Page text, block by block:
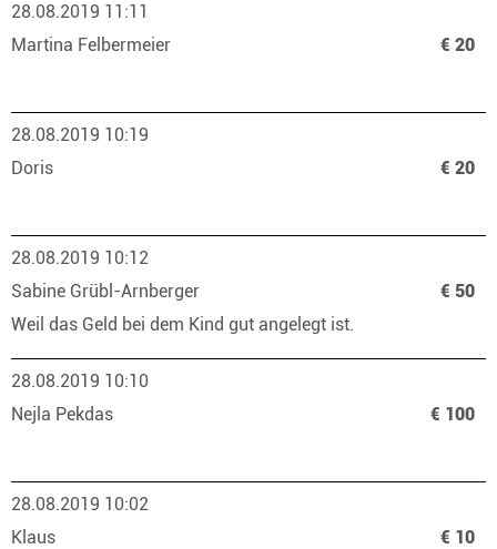
28.08.2019 11:11
Martina Felbermeier
€ 20
28.08.2019 10:19
Doris
€ 20
28.08.2019 10:12
Sabine Grübl-Arnberger
€ 50
Weil das Geld bei dem Kind gut angelegt ist.
28.08.2019 10:10
Nejla Pekdas
€ 100
28.08.2019 10:02
Klaus
€ 10